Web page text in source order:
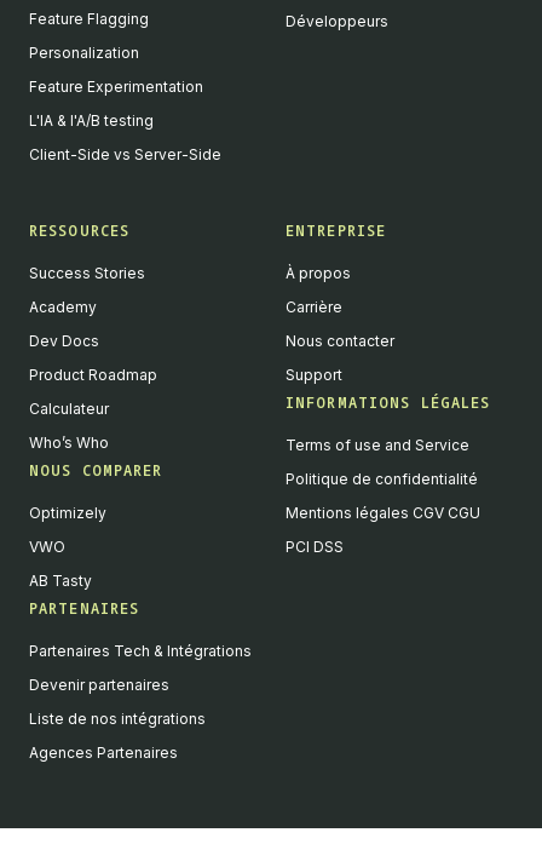
Feature Flagging
Personalization
Feature Experimentation
L'IA & l'A/B testing
Client-Side vs Server-Side
Développeurs
RESSOURCES
Success Stories
Academy
Dev Docs
Product Roadmap
Calculateur
Who’s Who
NOUS COMPARER
Optimizely
VWO
AB Tasty
PARTENAIRES
Partenaires Tech & Intégrations
Devenir partenaires
Liste de nos intégrations
Agences Partenaires
ENTREPRISE
À propos
Carrière
Nous contacter
Support
INFORMATIONS LÉGALES
Terms of use and Service
Politique de confidentialité
Mentions légales CGV CGU
PCI DSS
We value your privacy
We collect and process your data on this site to better
selected purposes, or you can decline them all. For more
Analytics
Marketing automation
Remarketing